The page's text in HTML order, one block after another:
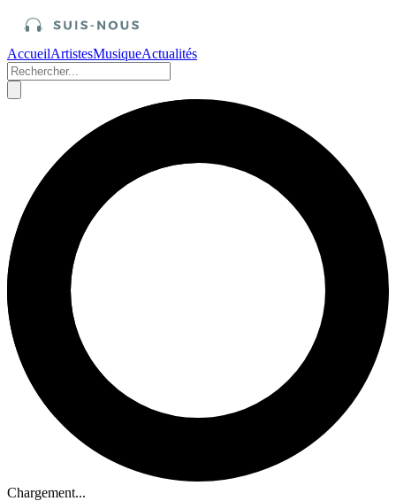
AccueilArtistesMusiqueActualités
Chargement...